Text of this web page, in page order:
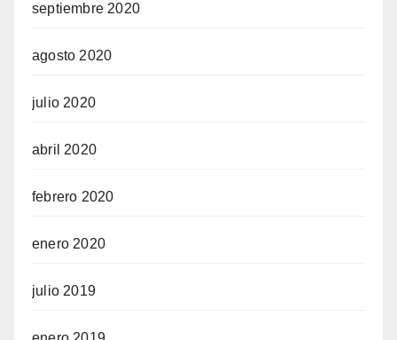
septiembre 2020
agosto 2020
julio 2020
abril 2020
febrero 2020
enero 2020
julio 2019